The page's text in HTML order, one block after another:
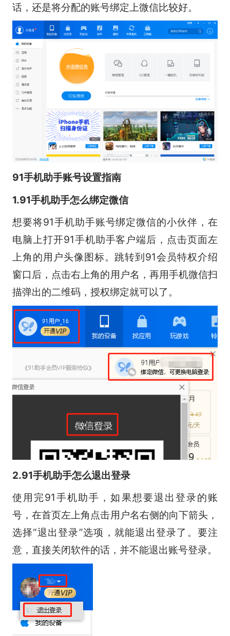
话，还是将分配的账号绑定上微信比较好。
91手机助手账号设置指南
1.91手机助手怎么绑定微信
想要将91手机助手账号绑定微信的小伙伴，在
电脑上打开91手机助手客户端后，点击页面左
上角的用户头像图标。跳转到91会员特权介绍
窗口后，点击右上角的用户名，再用手机微信扫
描弹出的二维码，授权绑定就可以了。
2.91手机助手怎么退出登录
使用完91手机助手，如果想要退出登录的账
号，在首页左上角点击用户名右侧的向下箭头，
选择“退出登录”选项，就能退出登录了。要注
意，直接关闭软件的话，并不能退出账号登录。